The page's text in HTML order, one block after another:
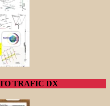
TRAFIC DX